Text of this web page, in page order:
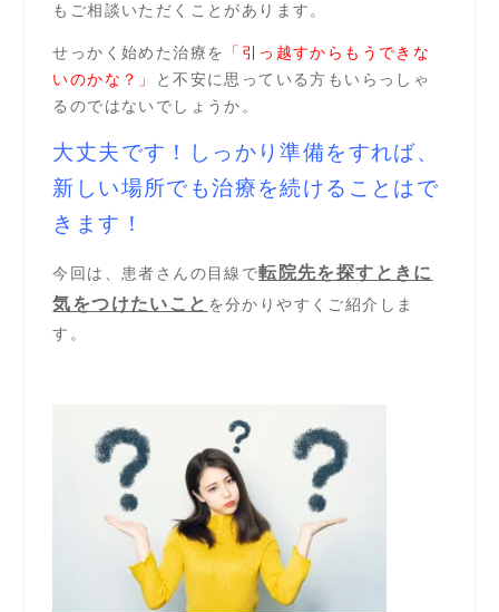
もご相談いただくことがあります。
せっかく始めた治療を
「引っ越すからもうできな
いのかな？」
と不安に思っている方もいらっしゃ
るのではないでしょうか。
大丈夫です！しっかり準備をすれば、
新しい場所でも治療を続けることはで
きます！
今回は、患者さんの目線で転院先を探すときに
気をつけたいこと を分かりやすくご紹介しま
す。